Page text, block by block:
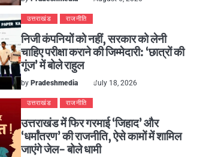
उत्तराखंड राजनीति
निजी कंपनियों को नहीं, सरकार को लेनी
चाहिए परीक्षा कराने की जिम्मेदारी: ‘छात्रों की
गूंज’ में बोले राहुल
by Pradeshmedia July 18, 2026
उत्तराखंड राजनीति
उत्तराखंड में फिर गरमाई ‘जिहाद’ और
‘धर्मांतरण’ की राजनीति, ऐसे कामों में शामिल
जाएंगे जेल- बोले धामी